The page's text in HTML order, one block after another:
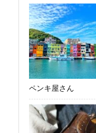
ペンキ屋さん